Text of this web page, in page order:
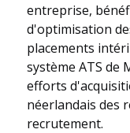
entreprise,
d'optimisation
placements
système ATS de
efforts
néerlandais des
recrutement.